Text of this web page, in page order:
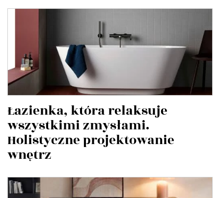
Łazienka, która relaksuje
wszystkimi zmysłami.
Holistyczne projektowanie
wnętrz